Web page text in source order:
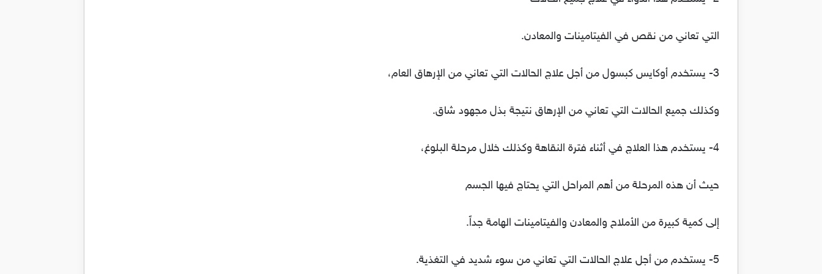
التي تعاني من نقص في الفيتامينات والمعادن.
3- يستخدم أوكايس كبسول من أجل علاج الحالات التي تعاني من الإرهاق العام،
وكذلك جميع الحالات التي تعاني من الإرهاق نتيجة بذل مجهود شاق.
4- يستخدم هذا العلاج في أثناء فترة النقاهة وكذلك خلال مرحلة البلوغ،
حيث أن هذه المرحلة من أهم المراحل التي يحتاج فيها الجسم
إلى كمية كبيرة من الأملاح والمعادن والفيتامينات الهامة جداً.
5- يستخدم من أجل علاج الحالات التي تعاني من سوء شديد في التغذية.